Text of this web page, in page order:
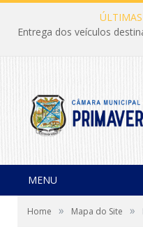
MENU
Home » Mapa do Site »